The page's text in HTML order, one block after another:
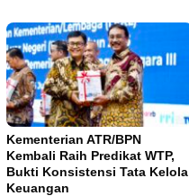
Kementerian ATR/BPN
Kembali Raih Predikat WTP,
Bukti Konsistensi Tata Kelola
Keuangan